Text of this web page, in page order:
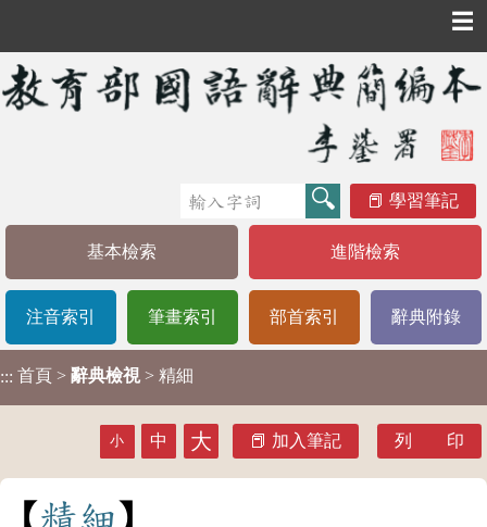
☰
學習筆記
基本檢索 進階檢索
注音索引 筆畫索引 部首索引 辭典附錄
::: 首頁 > 辭典檢視 > 精細
小 中 大 加入筆記 列 印
精細